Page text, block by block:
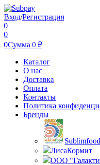
Вход/Регистрация
0
0
0Сумма 0 ₽
Каталог
О нас
Доставка
Оплата
Контакты
Политика
Бренды
Sublimfood
ЛисаКормит
ООО